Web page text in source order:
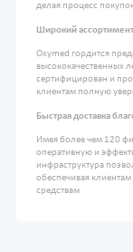
делая процесс
Широкий
Oxymed гордится
высококачественных
сертифицирован и
клиентам полную
Быстрая доставка
Имея более чем 120
оперативную и
инфраструктура
обеспечивая
средствам